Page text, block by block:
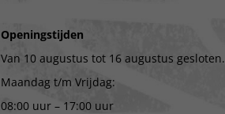
Openingstijden
Van 10 augustus tot 16 augustus gesloten.
Maandag t/m Vrijdag:
08:00 uur – 17:00 uur